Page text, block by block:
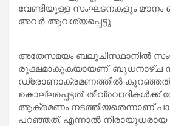
വേണ്ടിയുള്ള സംഘടനകളും മൗനം
അവര്‍ ആവശ്യപ്പെട്ടു.
അതേസമയം ബലൂചിസ്ഥാനില്‍
രൂക്ഷമാകുകയായണ്. ബുധനാഴ്ച
ഡ്രോണാക്രമണത്തില്‍ കുറഞ്ഞത്
കൊല്ലപ്പെട്ടത്. തീവ്രവാദികള്‍ക്ക്
ആക്രമണം നടത്തിയതെന്നാണ്
പറഞ്ഞത്. എന്നാല്‍ നിരായുധരായ